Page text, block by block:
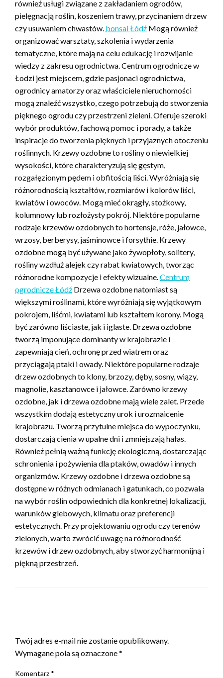
również usługi związane z zakładaniem ogrodów,
pielęgnacją roślin, koszeniem trawy, przycinaniem drzew
czy usuwaniem chwastów. bonsai Łódź Mogą również
organizować warsztaty, szkolenia i wydarzenia
tematyczne, które mają na celu edukację i rozwijanie
wiedzy z zakresu ogrodnictwa. Centrum ogrodnicze w
Łodzi jest miejscem, gdzie pasjonaci ogrodnictwa,
ogrodnicy amatorzy oraz właściciele nieruchomości
mogą znaleźć wszystko, czego potrzebują do stworzenia
pięknego ogrodu czy przestrzeni zieleni. Oferuje szeroki
wybór produktów, fachową pomoc i porady, a także
inspiracje do tworzenia pięknych i przyjaznych otoczeniu
roślinnych. Krzewy ozdobne to rośliny o niewielkiej
wysokości, które charakteryzują się gęstym,
rozgałęzionym pędem i obfitością liści. Wyróżniają się
różnorodnością kształtów, rozmiarów i kolorów liści,
kwiatów i owoców. Mogą mieć okrągły, stożkowy,
kolumnowy lub rozłożysty pokrój. Niektóre popularne
rodzaje krzewów ozdobnych to hortensje, róże, jałowce,
wrzosy, berberysy, jaśminowce i forsythie. Krzewy
ozdobne mogą być używane jako żywopłoty, solitery,
rośliny wzdłuż alejek czy rabat kwiatowych, tworząc
różnorodne kompozycje i efekty wizualne. Centrum
ogrodnicze Łódź Drzewa ozdobne natomiast są
większymi roślinami, które wyróżniają się wyjątkowym
pokrojem, liśćmi, kwiatami lub kształtem korony. Mogą
być zarówno liściaste, jak i iglaste. Drzewa ozdobne
tworzą imponujące dominanty w krajobrazie i
zapewniają cień, ochronę przed wiatrem oraz
przyciągają ptaki i owady. Niektóre popularne rodzaje
drzew ozdobnych to klony, brzozy, dęby, sosny, wiązy,
magnolie, kasztanowce i jałowce. Zarówno krzewy
ozdobne, jak i drzewa ozdobne mają wiele zalet. Przede
wszystkim dodają estetyczny urok i urozmaicenie
krajobrazu. Tworzą przytulne miejsca do wypoczynku,
dostarczają cienia w upalne dni i zmniejszają hałas.
Również pełnią ważną funkcję ekologiczną, dostarczając
schronienia i pożywienia dla ptaków, owadów i innych
organizmów. Krzewy ozdobne i drzewa ozdobne są
dostępne w różnych odmianach i gatunkach, co pozwala
na wybór roślin odpowiednich dla konkretnej lokalizacji,
warunków glebowych, klimatu oraz preferencji
estetycznych. Przy projektowaniu ogrodu czy terenów
zielonych, warto zwrócić uwagę na różnorodność
krzewów i drzew ozdobnych, aby stworzyć harmonijną i
piękną przestrzeń.
Twój adres e-mail nie zostanie opublikowany.
Wymagane pola są oznaczone*
Komentarz *